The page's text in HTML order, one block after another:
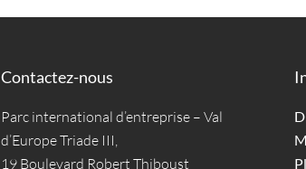
Contactez-nous
Parc international d’entreprise – Val
d’Europe Triade III,
19 Boulevard Robert Thiboust